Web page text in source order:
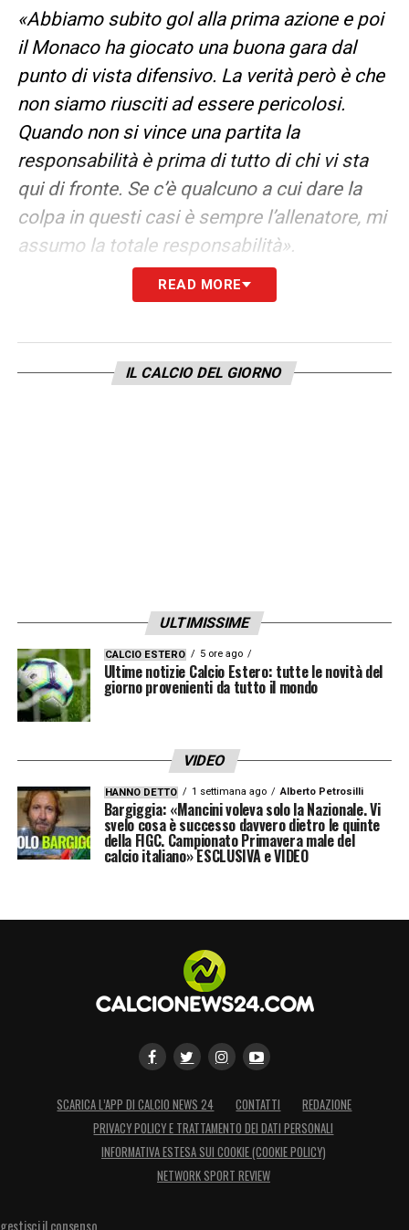
«Abbiamo subito gol alla prima azione e poi
il Monaco ha giocato una buona gara dal
punto di vista difensivo. La verità però è che
non siamo riusciti ad essere pericolosi.
Quando non si vince una partita la
responsabilità è prima di tutto di chi vi sta
qui di fronte. Se c’è qualcuno a cui dare la
colpa in questi casi è sempre l’allenatore, mi
assumo la totale responsabilità».
READ MORE
IL CALCIO DEL GIORNO
ULTIMISSIME
CALCIO ESTERO 5 ore ago
Ultime notizie Calcio Estero: tutte le novità del
giorno provenienti da tutto il mondo
VIDEO
HANNO DETTO 1 settimana ago Alberto Petrosilli
Bargiggia: «Mancini voleva solo la Nazionale. Vi
svelo cosa è successo davvero dietro le quinte
della FIGC. Campionato Primavera male del
calcio italiano» ESCLUSIVA e VIDEO
SCARICA L’APP DI CALCIO NEWS 24 CONTATTI
REDAZIONE
PRIVACY POLICY E TRATTAMENTO DEI DATI PERSONALI
INFORMATIVA ESTESA SUI COOKIE (COOKIE POLICY)
NETWORK SPORT REVIEW